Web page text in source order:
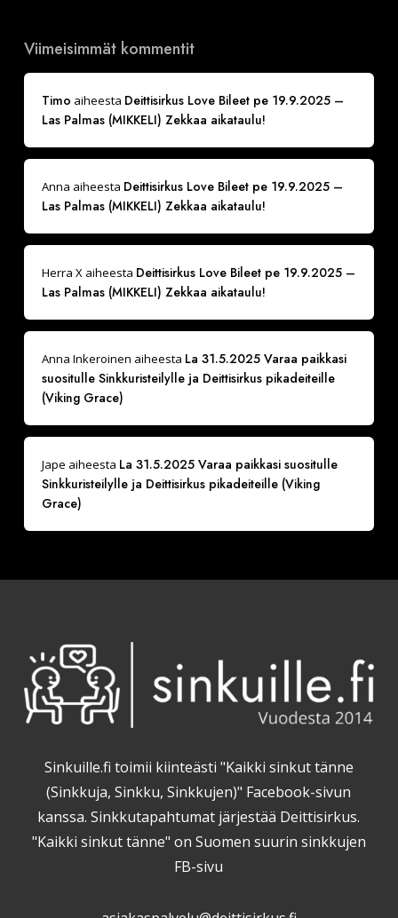
Viimeisimmät kommentit
Timo aiheesta Deittisirkus Love Bileet pe 19.9.2025 –
Las Palmas (MIKKELI) Zekkaa aikataulu!
Anna aiheesta Deittisirkus Love Bileet pe 19.9.2025 –
Las Palmas (MIKKELI) Zekkaa aikataulu!
Herra Xaiheesta Deittisirkus Love Bileet pe 19.9.2025 –
Las Palmas (MIKKELI) Zekkaa aikataulu!
Anna Inkeroinen aiheesta La 31.5.2025 Varaa paikkasi
suositulle Sinkkuristeilylle ja Deittisirkus pikadeiteille
(Viking Grace)
Jape aiheesta La 31.5.2025 Varaa paikkasi suositulle
Sinkkuristeilylle ja Deittisirkus pikadeiteille (Viking
Grace)
Sinkuille.fi toimii kiinteästi "Kaikki sinkut tänne
(Sinkkuja, Sinkku, Sinkkujen)" Facebook-sivun
kanssa. Sinkkutapahtumat järjestää Deittisirkus.
"Kaikki sinkut tänne" on Suomen suurin sinkkujen
FB-sivu